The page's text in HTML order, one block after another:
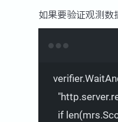
如果要验证观测数
if